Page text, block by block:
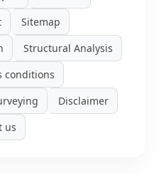
Sitemap
Structural Analysis
conditions
Disclaimer
us